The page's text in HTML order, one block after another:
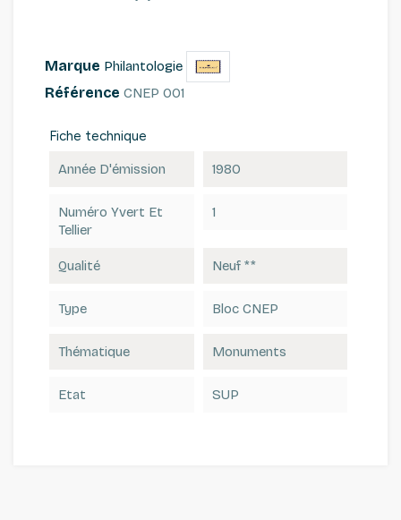
Marque Philantologie
Référence CNEP 001
Fiche technique
Année D'émission 1980
Numéro Yvert Et
Tellier
1
Qualité Neuf **
Type Bloc CNEP
Thématique Monuments
Etat SUP